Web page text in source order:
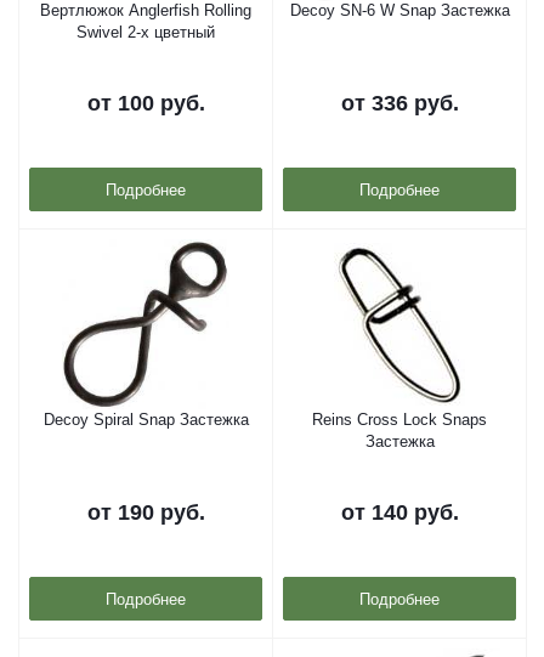
Вертлюжок Anglerfish Rolling
Swivel 2-х цветный
от 100 руб.
Подробнее
Decoy SN-6 W Snap Застежка
от 336 руб.
Подробнее
Decoy Spiral Snap Застежка
от 190 руб.
Подробнее
Reins Cross Lock Snaps
Застежка
от 140 руб.
Подробнее